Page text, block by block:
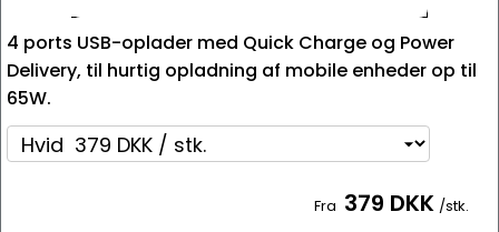
4 ports USB-oplader med Quick Charge og Power
Delivery, til hurtig opladning af mobile enheder op til
65W.
Fra 379 DKK /stk.